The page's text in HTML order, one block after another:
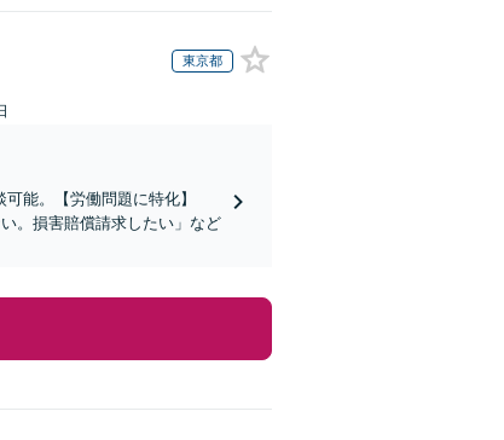
東京都
能。【労働問題に特化】
。損害賠償請求したい」など